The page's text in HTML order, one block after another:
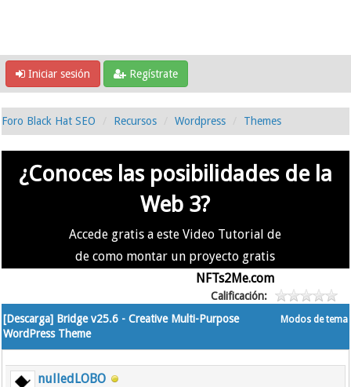
Iniciar sesión Regístrate
Foro Black Hat SEO Recursos Wordpress Themes
¿Conoces las posibilidades de la
Web 3?
Accede gratis a este Video Tutorial de
de como montar un proyecto gratis
NFTs2Me.com
Calificación:
Modos de tema
[Descarga] Bridge v25.6 - Creative Multi-Purpose
WordPress Theme
nulledLOBO